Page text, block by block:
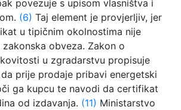
povezuje s upisom vlasništva i
(6) Taj element je provjerljiv, jer
u tipičnim okolnostima nije
obveza. Zakon o
u zgradarstvu propisuje
prije prodaje pribavi energetski
ga kupcu te navodi da certifikat
od izdavanja. (11) Ministarstvo